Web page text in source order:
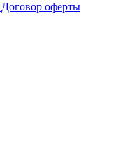
Договор оферты